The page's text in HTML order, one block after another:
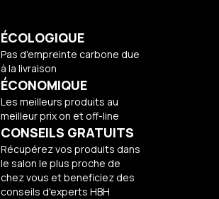
ÉCOLOGIQUE
Pas d'empreinte carbone due
à la livraison
ÉCONOMIQUE
Les meilleurs produits au
meilleur prix on et off-line
CONSEILS GRATUITS
Récupérez vos produits dans
le salon le plus proche de
chez vous et beneficiez des
conseils d'experts HBH